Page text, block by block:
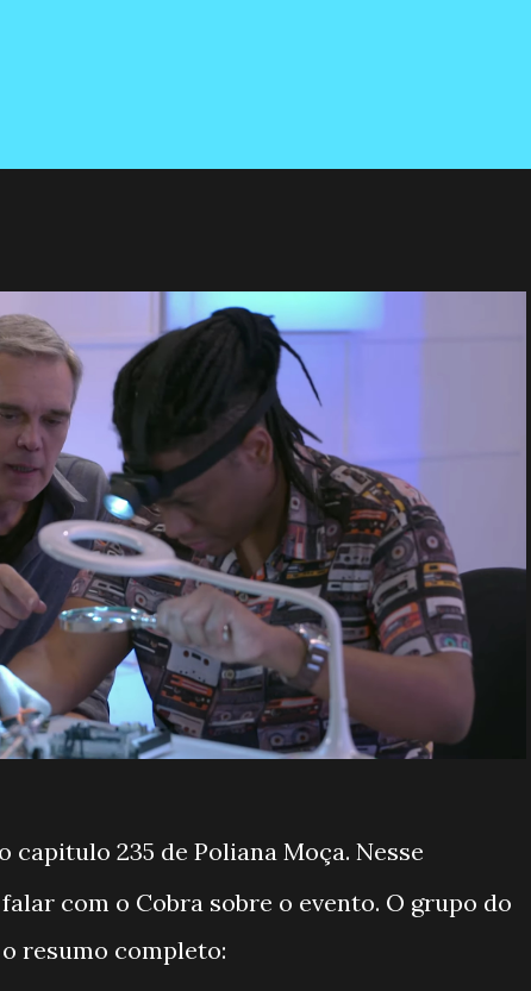
capitulo 235 de Poliana Moça. Nesse
com o Cobra sobre o evento. O grupo do
resumo completo: